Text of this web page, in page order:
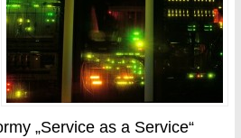
„Service as a Service“